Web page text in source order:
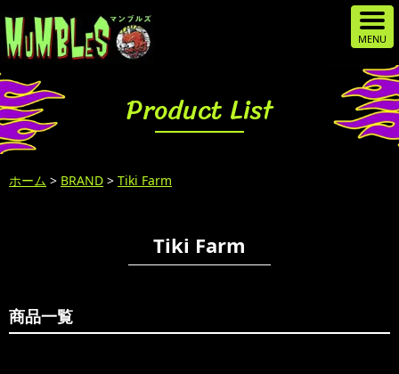
Product List
ホーム > BRAND > Tiki Farm
Tiki Farm
商品一覧